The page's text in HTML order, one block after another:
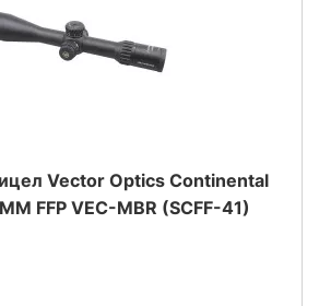
Vector Optics Continental
FFP VEC-MBR (SCFF-41)